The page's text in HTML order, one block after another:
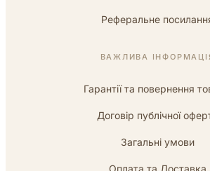
Реферальне
ВАЖЛИВА
Гарантії та повернення
Договір публічної
Загальні умови